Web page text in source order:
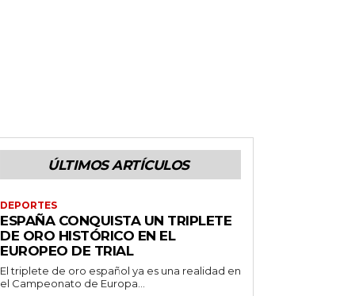
ÚLTIMOS ARTÍCULOS
DEPORTES
ESPAÑA CONQUISTA UN TRIPLETE
DE ORO HISTÓRICO EN EL
EUROPEO DE TRIAL
El triplete de oro español ya es una realidad en
el Campeonato de Europa...